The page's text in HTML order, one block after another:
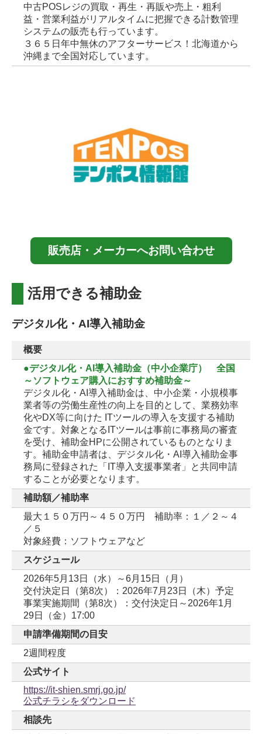
中古POSレジの買取・再生・再販や売上・粗利
益・営業利益がリアルタイムに把握できる計数管理
システムの販売も行っています。
３６５日年中無休のアフターサービス！北海道から
沖縄まで全国対応しています。
販売店・メーカーへお問い合わせ
活用できる補助金
デジタル化・AI導入補助金
概要
●デジタル化・AI導入補助金（中小企業庁） 全国
～ソフトウェア購入におすすめ補助金～
デジタル化・AI導入補助金は、中小企業・小規模事
業者等の労働生産性の向上を目的として、業務効率
化やDX等に向けた ITツールの導入を支援する補助
金です。対象となるITツールは事前に事務局の審査
を受け、補助金HPに公開されているものとなりま
す。補助金申請者は、デジタル化・AI導入補助金事
務局に登録された「IT導入支援事業者」と共同申請
することが必要となります。
補助額／補助率
最大１５０万円～４５０万円 補助率：１／２～４
／５
対象経費：ソフトウェアなど
スケジュール
2026年5月13日（水）～6月15日（月）
交付決定日（第8次）：2026年7月23日（木）予定
事業実施期間（第8次）：交付決定日～2026年1月
29日（金）17:00
申請準備期間の目安
2週間程度
公式サイト
https://it-shien.smrj.go.jp/
公式チラシをダウンロード
相談先